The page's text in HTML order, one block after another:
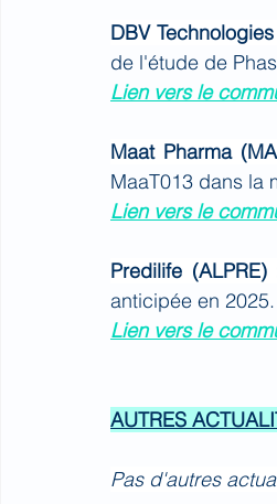
DBV
de l'étude de
Lien vers le
Maat Pharma
MaaT013 dans la
Lien vers le
Predilife (ALPRE)
anticipée en 2025.
Lien vers le
AUTRES
Pas d'autres